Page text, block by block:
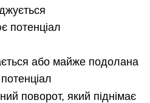
потенціал
або майже подолана
поворот, який піднімає